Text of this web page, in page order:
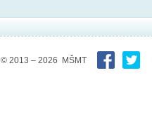
© 2013 – 2026 MŠMT